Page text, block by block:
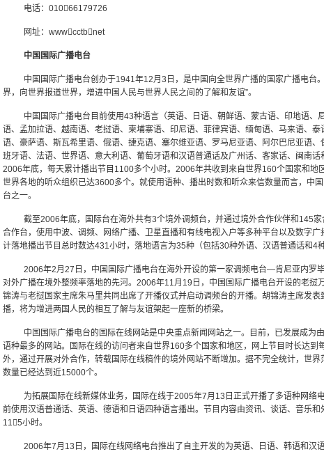
电话：01066179726
网址：wwwcctbnet
中国国际广播电台
中国国际广播电台创办于1941年12月3日，是中国向全世界广播的国家广播电台
界，向世界报道世界，增进中国人民与世界人民之间的了解和友谊”。
中国国际广播电台目前使用43种语言（英语、日语、朝鲜语、蒙古语、印地语、
语、孟加拉语、越南语、老挝语、柬埔寨语、印尼语、菲律宾语、缅甸语、马来语、
语、豪萨语、斯瓦希里语、俄语、捷克语、塞尔维亚语、罗马尼亚语、阿尔巴尼亚语
班牙语、法语、世界语、意大利语、葡萄牙语和汉语普通话及广州话、客家话、闽南
2006年底，每天累计播出节目1100多个小时。2006年共收到来自世界160个国家和地
世界各地的听众组织已达3600多个。就使用语种、播出时数和听众来信数量而言，中
台之一。
截至2006年底，国际台在海外共有3个境外调频台，并通过境外合作伙伴和145
合作台，使用中波、调频、网络广播、卫星直播和有线电视入户等多种平台以及数字
计落地播出节目总时数达431小时，落地语言为35种（包括30种外语、汉语普通话和4
2006年2月27日，中国国际广播电台在海外开设的第一家调频电台—肯尼亚内罗
对外广播在境外整频率落地的先河。2006年11月19日，中国国际广播电台开设的老挝
锦涛与老挝国家主席朱马里共同出席了开播仪式并启动调频台的开播。胡锦涛主席发
播，将为增进两国人民的相互了解与友谊架起一座新的桥梁。
中国国际广播电台的国际在线网站是中央重点新闻网站之一。目前，已发展成为
语种最多的网站。国际在线的访问者来自世界160多个国家和地区，网上节目时长达
外，通过开展对外合作，转载国际在线稿件的境外网站不断增加。据不完全统计，世
数量已经达到近15000个。
为拓展国际在线新媒体业务，国际在线于2005年7月13日正式开播了多语种网络
前使用汉语普通话、英语、德语和日语四种语言播出。节目内容由资讯、谈话、音乐
115小时。
2006年7月13日，国际在线网络电台推出了自主开发的为英语、日语、韩语和汉